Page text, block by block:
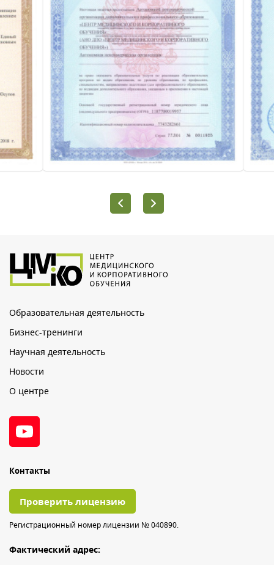
Образовательная деятельность
Бизнес-тренинги
Научная деятельность
Новости
О центре
Контакты
Проверить лицензию
Регистрационный номер лицензии № 040890.
Фактический адрес: